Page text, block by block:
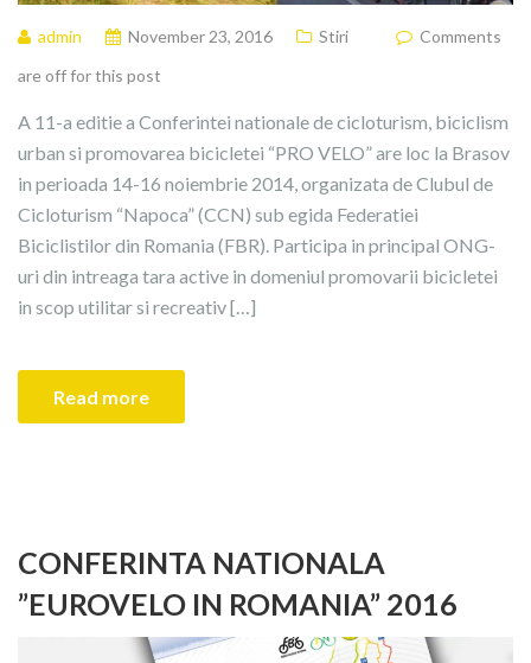
admin November 23, 2016 Stiri
Comments
are off for this post
A 11-a editie a Conferintei nationale de cicloturism, biciclism
urban si promovarea bicicletei “PRO VELO” are loc la Brasov
in perioada 14-16 noiembrie 2014, organizata de Clubul de
Cicloturism “Napoca” (CCN) sub egida Federatiei
Biciclistilor din Romania (FBR). Participa in principal ONG-
uri din intreaga tara active in domeniul promovarii bicicletei
in scop utilitar si recreativ […]
Read more
CONFERINTA NATIONALA
”EUROVELO IN ROMANIA” 2016